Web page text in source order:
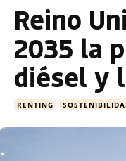
Reino
2035 la
diésel y
RENTING